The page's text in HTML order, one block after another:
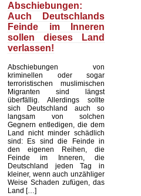
Abschiebungen:
Auch Deutschlands
Feinde im Inneren
sollen dieses Land
verlassen!
Abschiebungen von
kriminellen oder sogar
terroristischen muslimischen
Migranten sind längst
überfällig. Allerdings sollte
sich Deutschland auch so
langsam von solchen
Gegnern entledigen, die dem
Land nicht minder schädlich
sind: Es sind die Feinde in
den eigenen Reihen, die
Feinde im Inneren, die
Deutschland jeden Tag in
kleiner, wenn auch unzähliger
Weise Schaden zufügen, das
Land […]